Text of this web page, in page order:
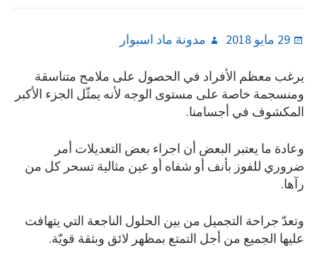
Posted
29 مايو 2018 Author
مدونة ماد اسبوار
يرغب معظم الأفراد في الحصول على ملامح متناسقة
ومنسجمة خاصة على مستوى الوجه لأنه يمثّل الجزء الأكبر
المكشوف في أجسامنا.
وعادة ما يعتبر البعض أن اجراء بعض التعديلات أمر
ضروري للفوز بأنف أو شفاه أو عين مثالية تسحر كل من
رآها.
وتعدّ جراحة التجميل من بين الحلول الناجعة التي يتهافت
عليها الجميع من أجل التمتع بمظهر لائق وبثقة قويّة.